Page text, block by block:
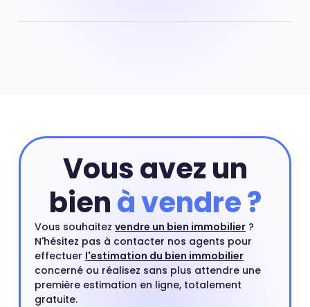
Vous avez un
bienà vendre ?
Vous souhaitez vendre un bien immobilier ?
N'hésitez pas à contacter nos agents pour
effectuer l'estimation du bien immobilier
concerné ou réalisez sans plus attendre une
première estimation en ligne, totalement
gratuite.